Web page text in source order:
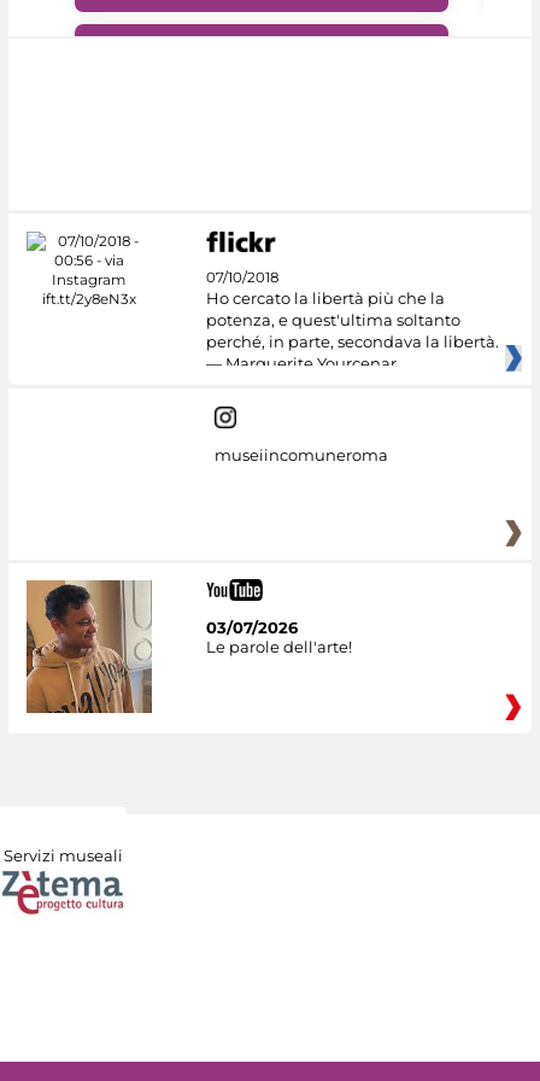
07/10/2018
Ho cercato la libertà più che la
potenza, e quest'ultima soltanto
perché, in parte, secondava la libertà.
— Marguerite Yourcenar
museiincomuneroma
03/07/2026
Le parole dell'arte!
Servizi museali